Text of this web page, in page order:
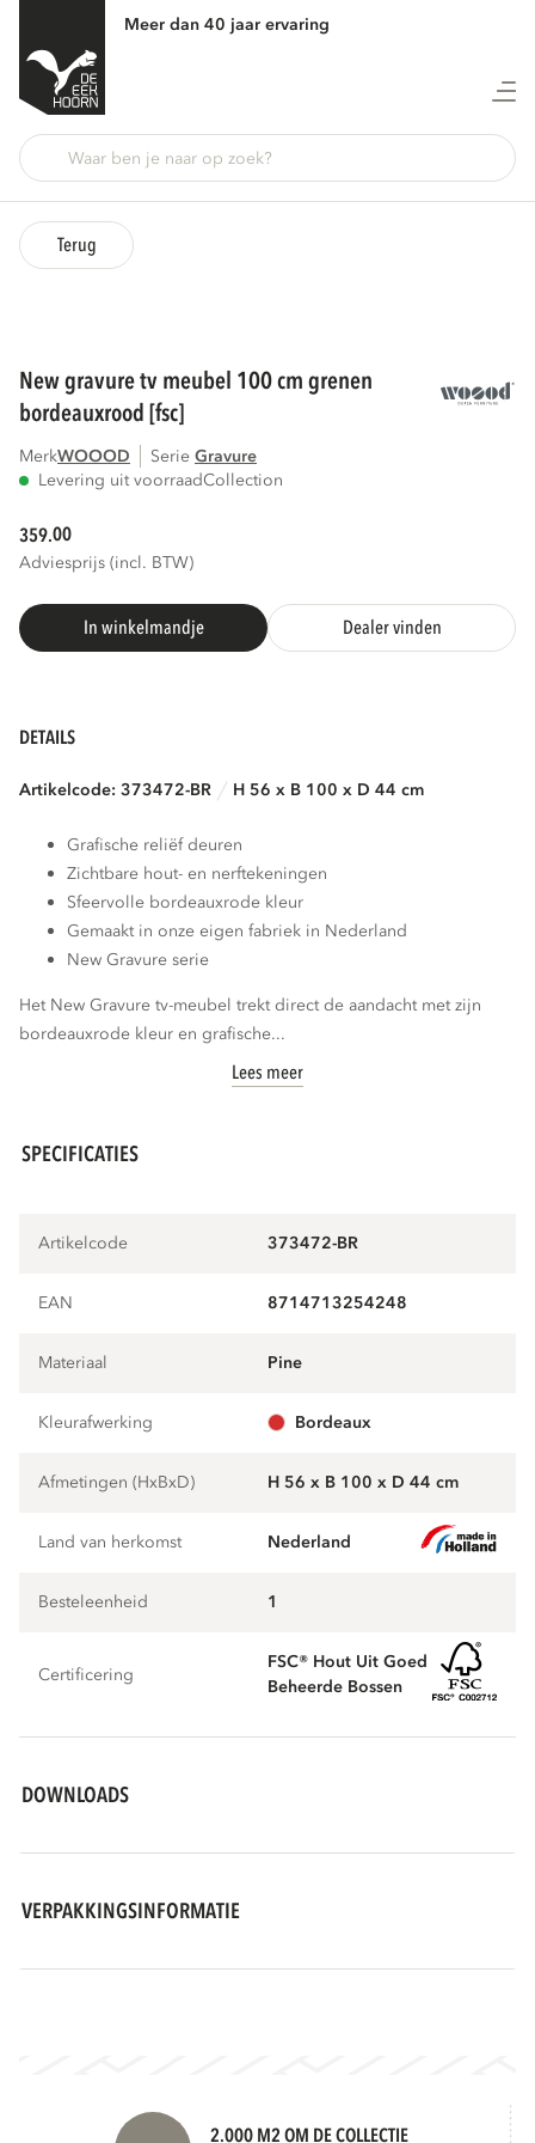
Meer dan 40 jaar ervaring
Terug
new gravure tv meubel 100 cm grenen
bordeauxrood [fsc]
MerkWOOOD Serie
gravure
Levering uit voorraadCollection
359.00
Adviesprijs (incl. BTW)
In winkelmandje Dealer vinden
DETAILS
Artikelcode: 373472-BR H 56 x B 100 x D 44 cm
Grafische reliëf deuren
Zichtbare hout- en nerftekeningen
Sfeervolle bordeauxrode kleur
Gemaakt in onze eigen fabriek in Nederland
New Gravure serie
Het New Gravure tv-meubel trekt direct de aandacht met zijn
bordeauxrode kleur en grafische...
Lees meer
SPECIFICATIES
Artikelcode 373472-BR
EAN 8714713254248
Materiaal pine
Kleurafwerking bordeaux
Afmetingen (HxBxD) H 56 x B 100 x D 44 cm
Land van herkomst Nederland
Besteleenheid 1
Certificering
FSC® Hout Uit Goed
Beheerde Bossen
DOWNLOADS
VERPAKKINGSINFORMATIE
2.000 M2 OM DE COLLECTIE